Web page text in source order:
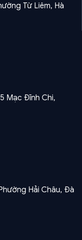
Từ Liêm, Hà
Mạc Đĩnh Chi,
Hải Châu, Đà